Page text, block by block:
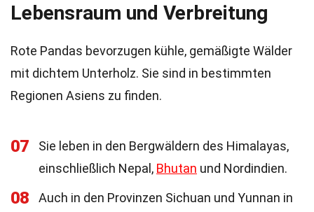
Lebensraum und Verbreitung
Rote Pandas bevorzugen kühle, gemäßigte Wälder
mit dichtem Unterholz. Sie sind in bestimmten
Regionen Asiens zu finden.
07
Sie leben in den Bergwäldern des Himalayas,
einschließlich Nepal, Bhutan und Nordindien.
08
Auch in den Provinzen Sichuan und Yunnan in